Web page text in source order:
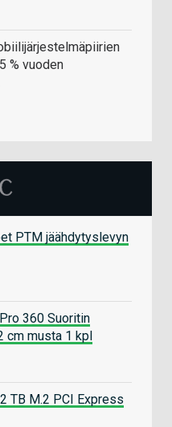
% vuoden
PTM jäähdytyslevyn
360 Suoritin
cm musta 1 kpl
TB M.2 PCI Express